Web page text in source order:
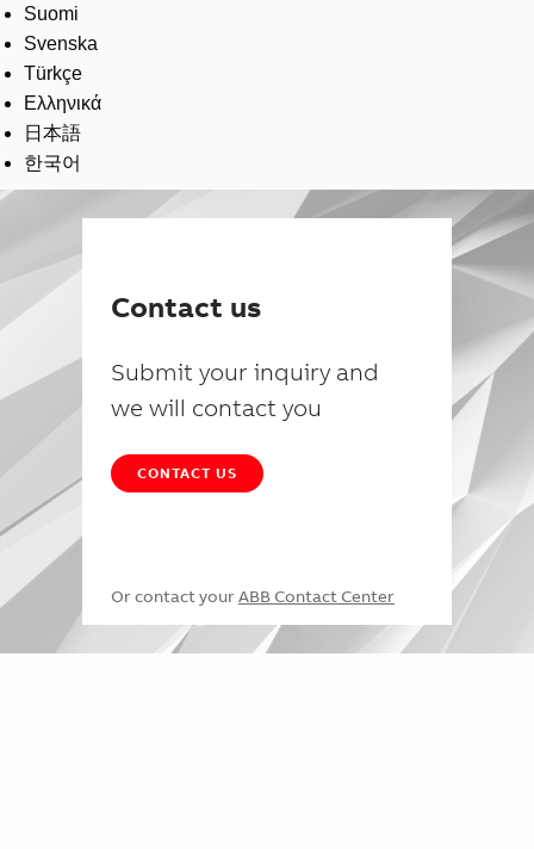
Suomi
Svenska
Türkçe
Ελληνικά
日本語
한국어
Contact us
Submit your inquiry and
we will contact you
CONTACT US
Or contact your ABB Contact Center